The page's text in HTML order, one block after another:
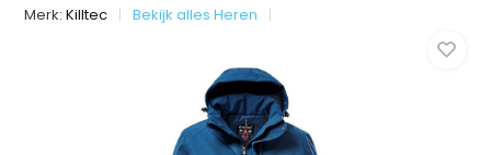
Merk:Killtec Bekijk alles Heren